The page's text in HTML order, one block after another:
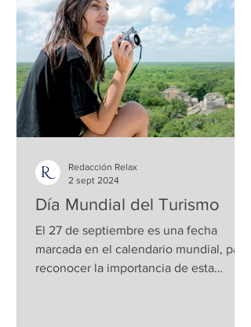
Día Mundial del Turismo
El 27 de septiembre es una fecha
marcada en el calendario mundial, para
reconocer la importancia de esta
Redacción Relax
2 sept 2024